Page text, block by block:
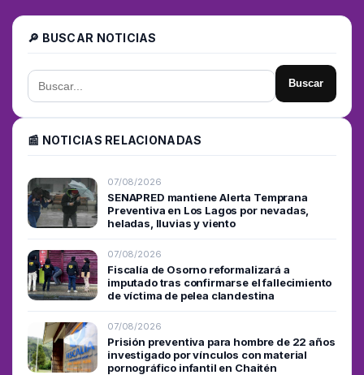
🔎 BUSCAR NOTICIAS
Buscar
📰 NOTICIAS RELACIONADAS
07/08/2026
SENAPRED mantiene Alerta Temprana
Preventiva en Los Lagos por nevadas,
heladas, lluvias y viento
07/08/2026
Fiscalía de Osorno reformalizará a
imputado tras confirmarse el fallecimiento
de víctima de pelea clandestina
07/08/2026
Prisión preventiva para hombre de 22 años
investigado por vínculos con material
pornográfico infantil en Chaitén